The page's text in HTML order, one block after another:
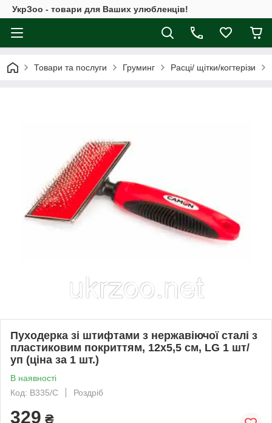
УкрЗоо - товари для Ваших улюбленців!
Товари та послуги Груминг Расці/ щітки/когтерізи
Пуходерка зі штифтами з нержавіючої сталі з
пластиковим покриттям, 12x5,5 см, LG 1 шт/
уп (ціна за 1 шт.)
В наявності
Код: B335/C
Роздріб
329 ₴